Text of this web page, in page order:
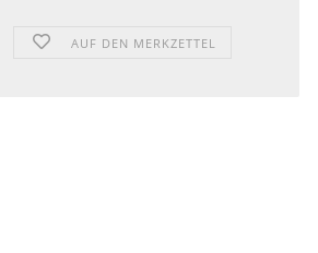
AUF DEN MERKZETTEL